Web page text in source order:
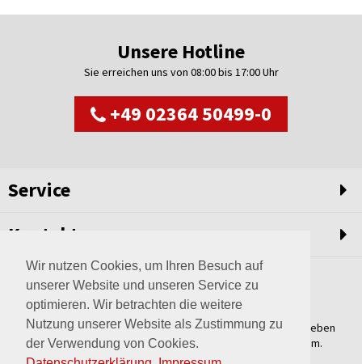
Wir nutzen Cookies, um Ihren Besuch auf
unserer Website und unseren Service zu
optimieren. Wir betrachten die weitere
Nutzung unserer Website als Zustimmung zu
der Verwendung von Cookies.
Unsere Hotline
Sie erreichen uns von 08:00 bis 17:00 Uhr
+49 02364 50499-0
Service
Kontakt
Weltweit setzen wir unsere Erfahrungswerte und unser Streben
nach innovativen Lösungen in unvergleichliche Anlagen um.
Erfahren Sie mehr über uns.